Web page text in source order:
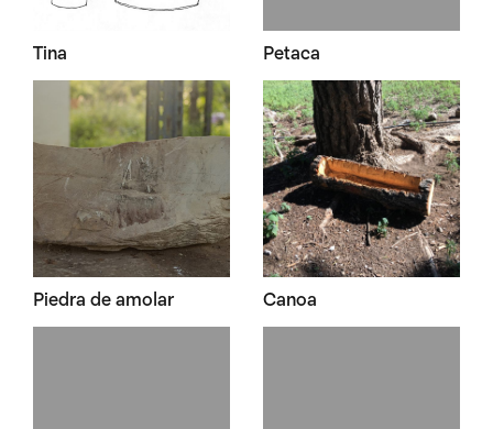
Tina Petaca
Piedra de amolar Canoa